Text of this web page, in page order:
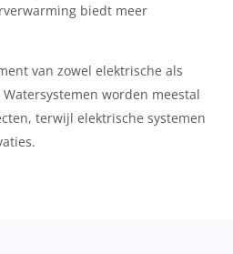
biedt meer
van zowel elektrische als
worden meestal
terwijl elektrische systemen